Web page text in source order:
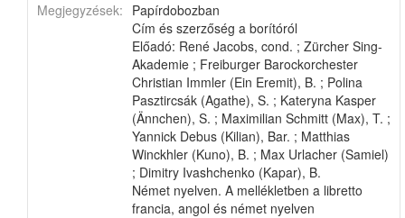
Megjegyzések: Papírdobozban
Cím és szerzőség a borítóról
Előadó: René Jacobs, cond. ; Zürcher Sing-
Akademie ; Freiburger Barockorchester
Christian Immler (Ein Eremit), B. ; Polina
Pasztircsák (Agathe), S. ; Kateryna Kasper
(Ännchen), S. ; Maximilian Schmitt (Max), T. ;
Yannick Debus (Kilian), Bar. ; Matthias
Winckhler (Kuno), B. ; Max Urlacher (Samiel)
; Dimitry Ivashchenko (Kapar), B.
Német nyelven. A mellékletben a libretto
francia, angol és német nyelven